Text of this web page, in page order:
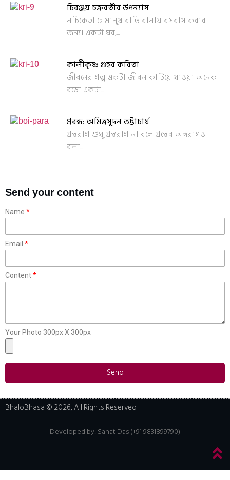
চিরঞ্জয় চক্রবর্তীর উপন্যাস
নচিকেতা হে মানুষ বাড়ি বানায় বসবাস করার
জন্য। একটা ঘর,...
কালীকৃষ্ণ গুহর কবিতা
জীবনের গল্প একটা জীবন কাটিয়ে যাওয়া অনেক
বড়ো একটা...
প্রবন্ধ: অমিত্রসূদন ভট্টাচার্য
গ্রন্থরাগ শুধু গ্রন্থরাগ না বলে গ্রন্থের অঙ্গরাগও
বলা...
Send your content
Name
Email
Content
Your Photo 300px X 300px
Send
BhaloBhasa © 2026, All Rights Reserved
Developed by: Sanat Das (+91 9831899790)